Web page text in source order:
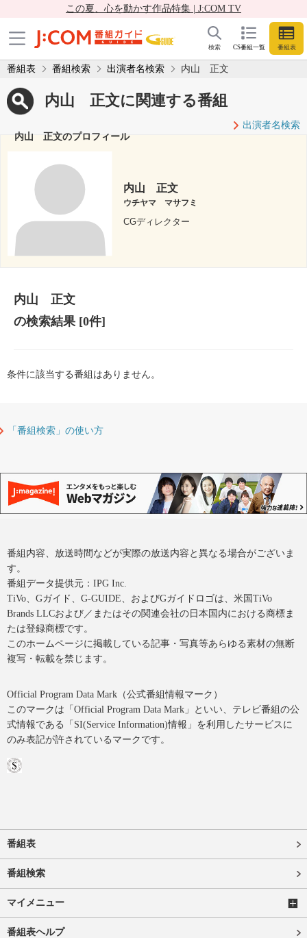
この夏、心を動かす作品特集 | J:COM TV
CS番組一覧 番組表
検索
番組表 番組検索 出演者名検索 内山 正文
内山 正文に関連する番組
出演者名検索
内山 正文のプロフィール
内山 正文
ウチヤマ マサフミ
CGディレクター
内山 正文
の検索結果[0件]
条件に該当する番組はありません。
「番組検索」の使い方
番組内容、放送時間などが実際の放送内容と異なる場合がございま
す。
番組データ提供元：IPG Inc.
TiVo、Gガイド、G-GUIDE、およびGガイドロゴは、米国TiVo
Brands LLCおよび／またはその関連会社の日本国内における商標ま
たは登録商標です。
このホームページに掲載している記事・写真等あらゆる素材の無断
複写・転載を禁じます。
Official Program Data Mark（公式番組情報マーク）
このマークは「Official Program Data Mark」といい、テレビ番組の公
式情報である「SI(Service Information)情報」を利用したサービスに
のみ表記が許されているマークです。
番組表
番組検索
マイメニュー
番組表ヘルプ